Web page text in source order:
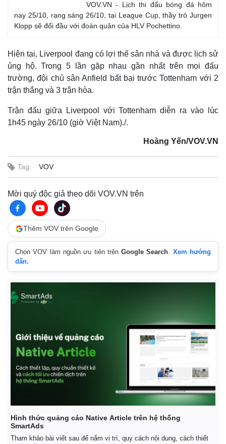
Kinh tế
Tiêu dùng
VOV.VN - Lịch thi đấu bóng đá hôm
nay 25/10, rạng sáng 26/10, tại League Cup, thầy trò Jurgen
Klopp sẽ đối đầu với đoàn quân của HLV Pochettino.
Hiện tại, Liverpool đang có lợi thế sân nhà và được lịch sử
ủng hộ. Trong 5 lần gặp nhau gần nhất trên mọi đấu
trường, đội chủ sân Anfield bất bại trước Tottenham với 2
trận thắng và 3 trận hòa.
Trận đấu giữa Liverpool với Tottenham diễn ra vào lúc
1h45 ngày 26/10 (giờ Việt Nam)./.
Hoàng Yến/VOV.VN
Tag: VOV
Mời quý độc giả theo dõi VOV.VN trên
Thêm VOV trên Google
Chọn VOV làm nguồn ưu tiên trênGoogle Search. Xem hướng
dẫn.
Hình thức quảng cáo Native Article trên hệ thống
SmartAds
Tham khảo bài viết sau để nắm vị trí, quy cách nội dung, cách thiết